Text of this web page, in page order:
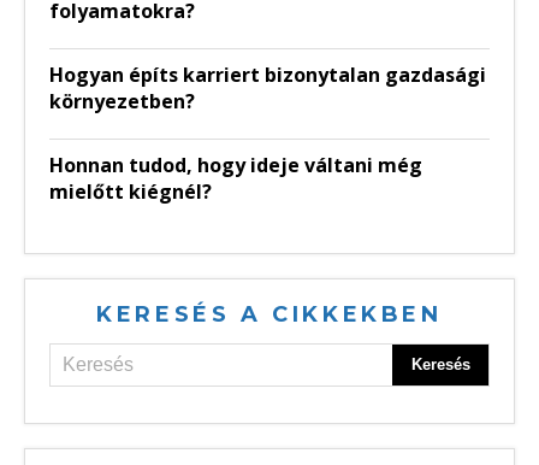
folyamatokra?
Hogyan építs karriert bizonytalan gazdasági
környezetben?
Honnan tudod, hogy ideje váltani még
mielőtt kiégnél?
KERESÉS A CIKKEKBEN